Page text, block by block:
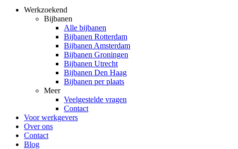
Werkzoekend
Bijbanen
Alle bijbanen
Bijbanen Rotterdam
Bijbanen Amsterdam
Bijbanen Groningen
Bijbanen Utrecht
Bijbanen Den Haag
Bijbanen per plaats
Meer
Veelgestelde vragen
Contact
Voor werkgevers
Over ons
Contact
Blog